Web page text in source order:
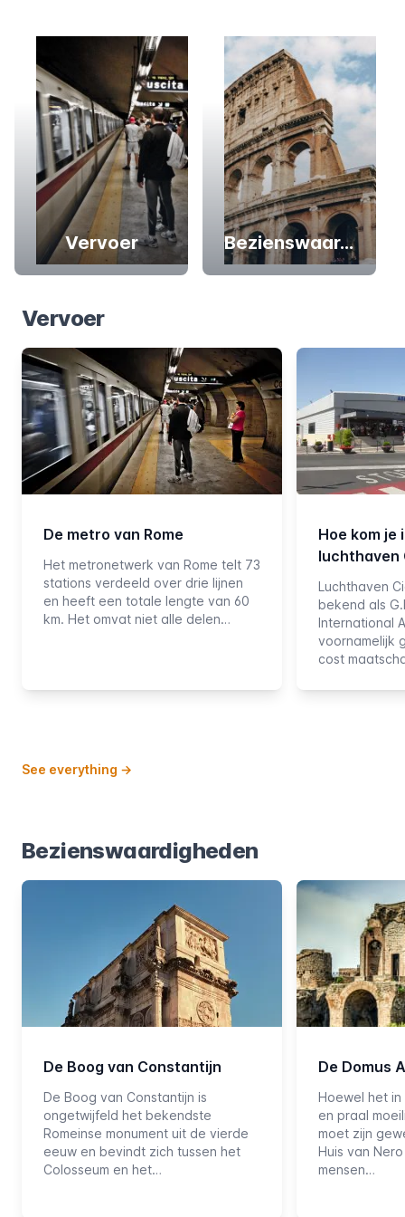
Vervoer Bezienswaardigheden
Vervoer
De metro van Rome
Het metronetwerk van Rome telt 73
stations verdeeld over drie lijnen
en heeft een totale lengte van 60
km. Het omvat niet alle delen…
Hoe kom je
luchthaven
Luchthaven
bekend als
International
voornamelijk
cost
See everything →
Bezienswaardigheden
De Boog van Constantijn
De Boog van Constantijn is
ongetwijfeld het bekendste
Romeinse monument uit de vierde
eeuw en bevindt zich tussen het
Colosseum en het…
De Domus
Hoewel het
en praal
moet zijn
Huis van
mensen…